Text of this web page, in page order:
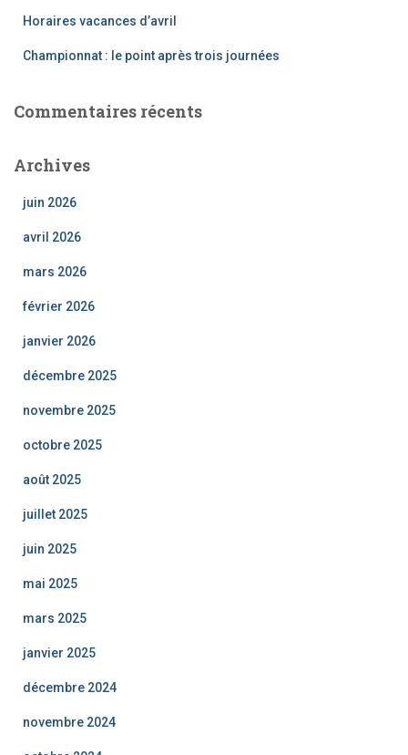
Horaires vacances d’avril
Championnat : le point après trois journées
Commentaires récents
Archives
juin 2026
avril 2026
mars 2026
février 2026
janvier 2026
décembre 2025
novembre 2025
octobre 2025
août 2025
juillet 2025
juin 2025
mai 2025
mars 2025
janvier 2025
décembre 2024
novembre 2024